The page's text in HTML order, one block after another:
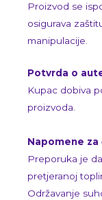
Proizvod se
osigurava
manipulacije.
Potvrda o
Kupac dobiva
proizvoda.
Napomene za
Preporuka je
pretjeranoj
Održavanje